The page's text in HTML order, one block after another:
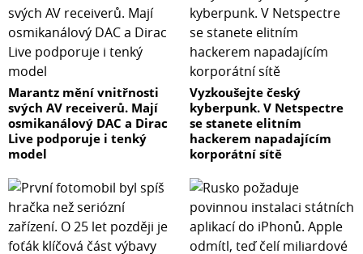
Marantz mění vnitřnosti
svých AV receiverů. Mají
osmikanálový DAC a Dirac
Live podporuje i tenký
model
Vyzkoušejte český
kyberpunk. V Netspectre
se stanete elitním
hackerem napadajícím
korporátní sítě